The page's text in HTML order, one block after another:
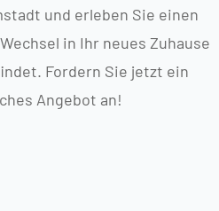
und erleben Sie einen
in Ihr neues Zuhause
Fordern Sie jetzt ein
Angebot an!